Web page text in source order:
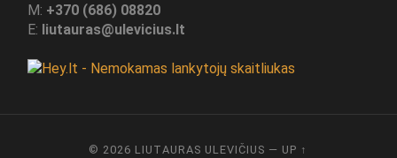
M: +370 (686) 08820
E: liutauras@ulevicius.lt
© 2026 LIUTAURAS ULEVIČIUS — UP ↑